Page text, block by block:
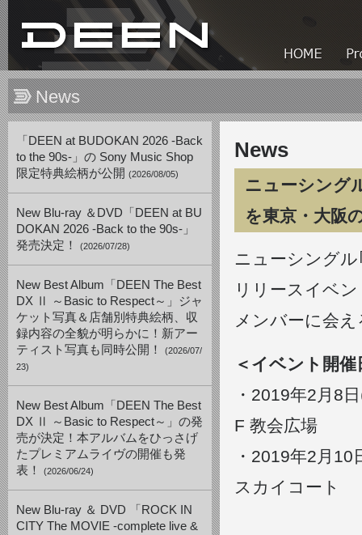
News
「DEEN at BUDOKAN 2026 -Back
to the 90s-」の Sony Music Shop
限定特典絵柄が公開 (2026/08/05)
New Blu-ray ＆DVD「DEEN at BU
DOKAN 2026 -Back to the 90s-」
発売決定！
(2026/07/28)
New Best Album「DEEN The Best
DX Ⅱ ～Basic to Respect～」ジャ
ケット写真＆店舗別特典絵柄、収
録内容の全貌が明らかに！新アー
ティスト写真も同時公開！
(2026/07/
23)
New Best Album「DEEN The Best
DX Ⅱ ～Basic to Respect～」の発
売が決定！本アルバムをひっさげ
たプレミアムライヴの開催も発
表！
(2026/06/24)
New Blu-ray ＆ DVD 「ROCK IN
CITY The MOVIE -complete live &
News
ニューシング
を東京・大阪
ニューシング
リリースイベ
メンバーに会
＜イベント開催
・2019年2月8
F 教会広場
・2019年2月
スカイコート